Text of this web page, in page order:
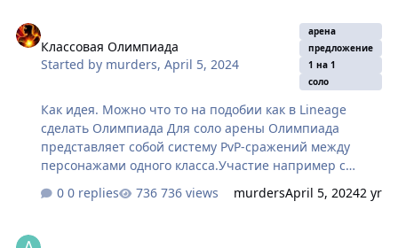
игроки сталкиваются с огромной пропастью,
преодолеть которую хватает сил не многим. Отсев
игроков просто катастрофический. Из всех игровых
друзей, с которыми познакомилась в процессе игры,
более 90% перестали играть после 20-го уровня. С
самого начала вас ведут и приучают к тому, что
проходя арену вы гарантированно добудете топов…
Классовая Олимпиада
Started by murders,April 5, 2024
арена
предложение
1 на 1
соло
Как идея. Можно что то на подобии как в Lineage
сделать Олимпиада Для соло арены Олимпиада
представляет собой систему PvP-сражений между
персонажами одного класса.Участие например с
20ого лвл. По итогам каждого поединка начисляются
очки. Набравший наибольшее количество очков
0 replies 736 views murdersApril 5, 20242 yr